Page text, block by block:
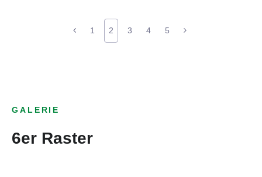
1 2 3 4 5
GALERIE
6er Raster